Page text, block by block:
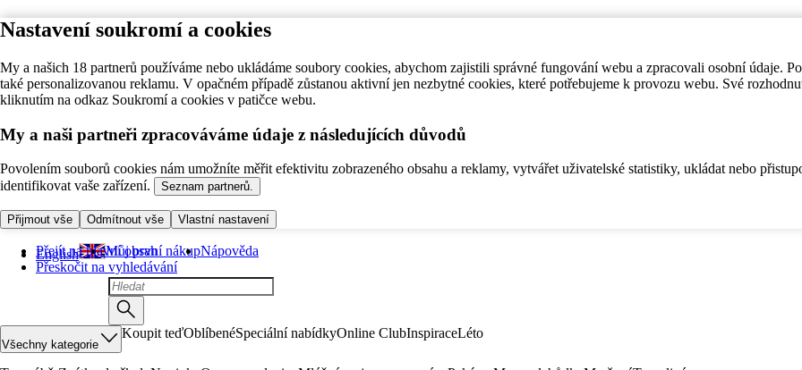
Nastavení soukromí a cookies
My a našich 18 partnerů používáme nebo ukládáme soubory cookies, abychom zajistili správné fungování webu a zpracovali osobní údaje.
také personalizovanou reklamu. V opačném případě zůstanou aktivní jen nezbytné cookies, které potřebujeme k provozu webu. Své
kliknutím na odkaz Soukromí a cookies v patičce webu.
My a naši partneři zpracováváme údaje z následujících důvodů
Povolením souborů cookies nám umožníte měřit efektivitu zobrazeného obsahu a reklamy, vytvářet uživatelské statistiky, ukládat nebo
identifikovat vaše zařízení.
Seznam partnerů.
Přijmout vše Odmítnout vše Vlastní nastavení
Přejít na hlavní obsah
Přeskočit na vyhledávání
English Můj první nákupNápověda
Všechny kategorie
Koupit teďOblíbenéSpeciální nabídkyOnline ClubInspiraceLéto